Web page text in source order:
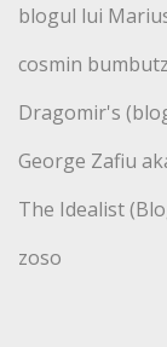
blogul lui
cosmin bumbutz
Dragomir's
George Zafiu
The Idealist
zoso